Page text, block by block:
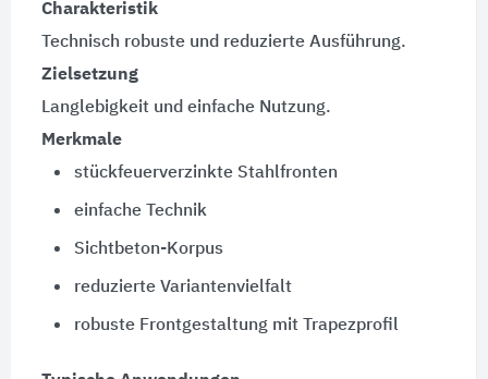
Charakteristik
Technisch robuste und reduzierte Ausführung.
Zielsetzung
Langlebigkeit und einfache Nutzung.
Merkmale
stückfeuerverzinkte Stahlfronten
einfache Technik
Sichtbeton-Korpus
reduzierte Variantenvielfalt
robuste Frontgestaltung mit Trapezprofil